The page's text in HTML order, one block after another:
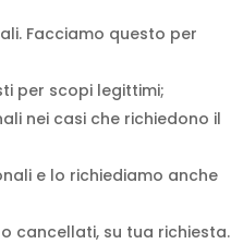
Facciamo questo per
per scopi legittimi;
nei casi che richiedono il
e lo richiediamo anche
cancellati, su tua richiesta.